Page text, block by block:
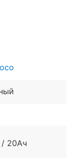
рама
отличную
20Ач